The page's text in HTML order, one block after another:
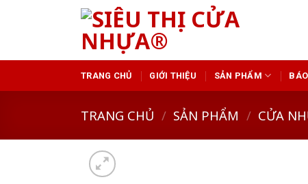
TRANG CHỦ GIỚI THIỆU SẢN PHẨM
TRANG CHỦ / SẢN PHẨM / CỬA